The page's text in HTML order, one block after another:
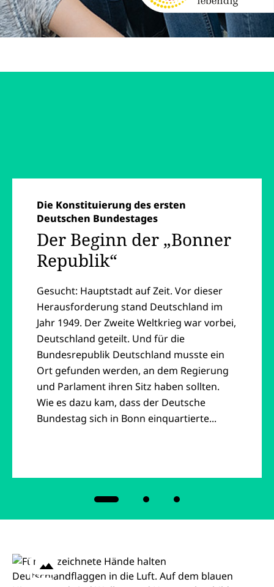
Die Konstituierung des ersten
Deutschen Bundestages
Der Beginn der „Bonner
Republik“
Gesucht: Hauptstadt auf Zeit. Vor dieser
Herausforderung stand Deutschland im
Jahr 1949. Der Zweite Weltkrieg war vorbei,
Deutschland geteilt. Und für die
Bundesrepublik Deutschland musste ein
Ort gefunden werden, an dem Regierung
und Parlament ihren Sitz haben sollten.
Wie es dazu kam, dass der Deutsche
Bundestag sich in Bonn einquartierte...